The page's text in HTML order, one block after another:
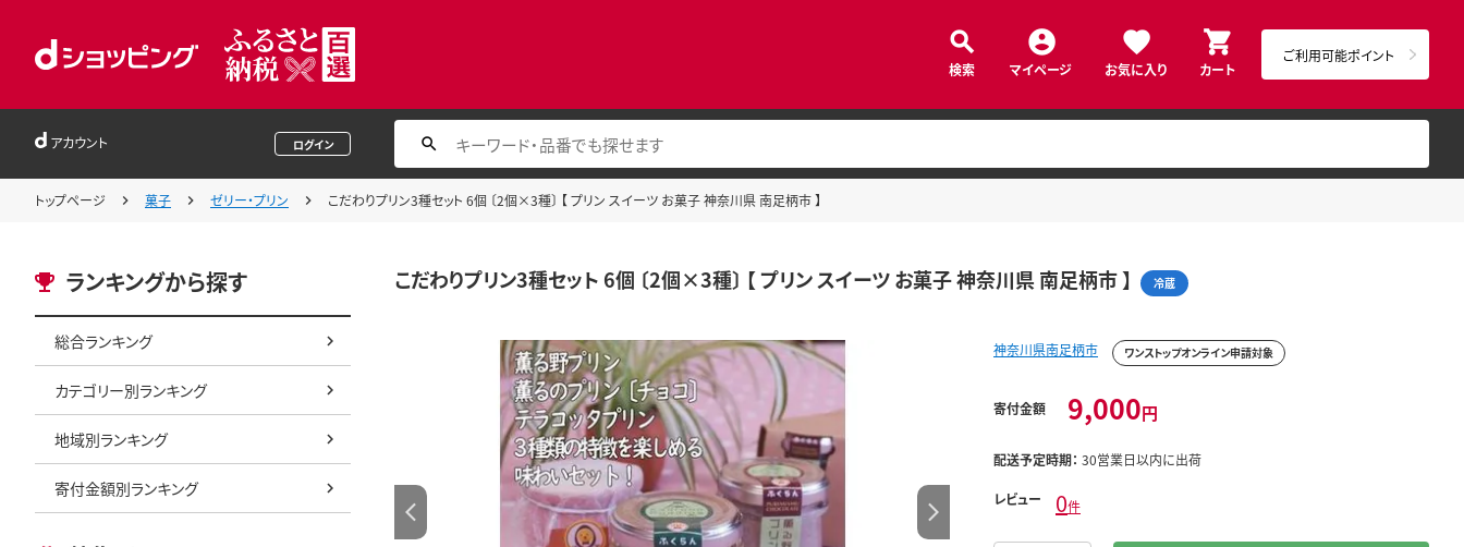
検索 マイページ お気に入り カート
ご利用可能ポイント
アカウント ログイン
トップページ 菓子 ゼリー・プリン こだわりプリン3種セット 6個 〔2個×3種〕 【 プリン スイーツ お菓子 神奈川県 南足柄市 】
ランキングから探す
総合ランキング
カテゴリー別ランキング
地域別ランキング
寄付金額別ランキング
こだわりプリン3種セット 6個 〔2個×3種〕 【 プリン スイーツ お菓子 神奈川県 南足柄市 】 冷蔵
神奈川県南足柄市 ワンストップオンライン申請対象
寄付金額 9,000円
配送予定時期： 30営業日以内に出荷
レビュー 0件